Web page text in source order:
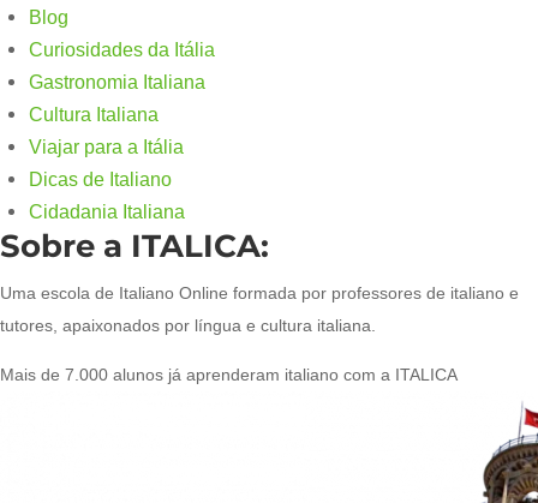
Blog
Curiosidades da Itália
Gastronomia Italiana
Cultura Italiana
Viajar para a Itália
Dicas de Italiano
Cidadania Italiana
Sobre a ITALICA:
Uma escola de Italiano Online formada por professores de italiano e
tutores, apaixonados por língua e cultura italiana.
Mais de 7.000 alunos já aprenderam italiano com a ITALICA